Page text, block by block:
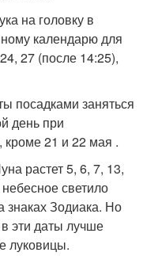
на головку в
календарю для
27 (после 14:25),
посадками заняться
день при
21 и 22 мая .
растет 5, 6, 7, 13,
светило
знаках Зодиака. Но
эти даты лучше
луковицы.